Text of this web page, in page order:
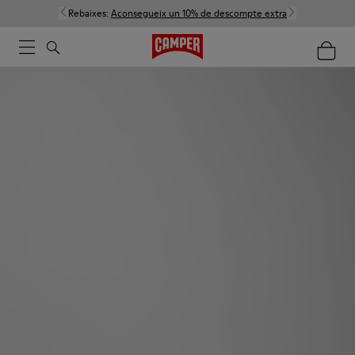
Rebaixes: Aconsegueix un 10% de descompte extra